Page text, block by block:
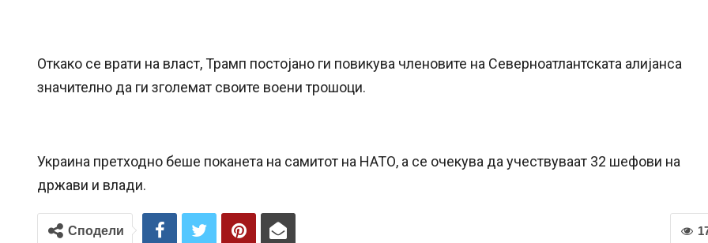
Откако се врати на власт, Трамп постојано ги повикува членовите на Северноатлантската алијанса
значително да ги зголемат своите воени трошоци.
Украина претходно беше поканета на самитот на НАТО, а се очекува да учествуваат 32 шефови на
држави и влади.
Сподели